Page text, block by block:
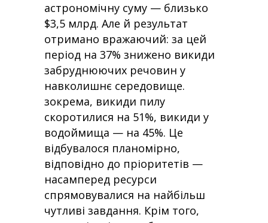
астрономічну суму — близько
$3,5 млрд. Але й результат
отримано вражаючий: за цей
період на 37% знижено викиди
забруднюючих речовин у
навколишнє середовище.
зокрема, викиди пилу
скоротилися на 51%, викиди у
водоймища — на 45%. Це
відбувалося планомірно,
відповідно до пріоритетів —
насамперед ресурси
спрямовувалися на найбільш
чутливі завдання. Крім того,